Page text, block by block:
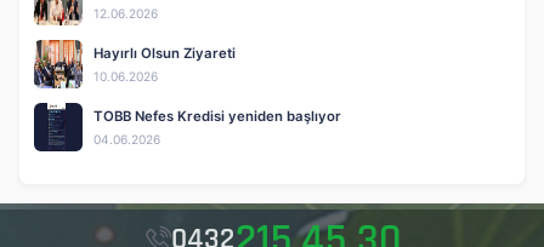
12.06.2026
Hayırlı Olsun Ziyareti
10.06.2026
TOBB Nefes Kredisi yeniden başlıyor
04.06.2026